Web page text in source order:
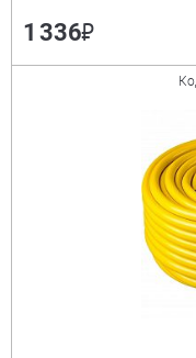
1 336₽